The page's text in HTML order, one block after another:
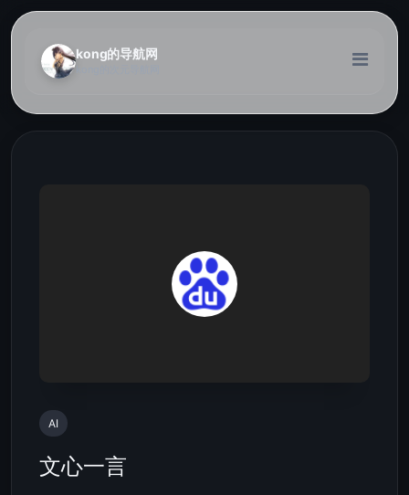
kong的导航网
AI
文心一言